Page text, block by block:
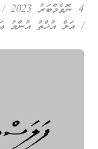
4 ނޮވެމްބަރު 2023 /
/ އަލް އުޚްތު އުންމު